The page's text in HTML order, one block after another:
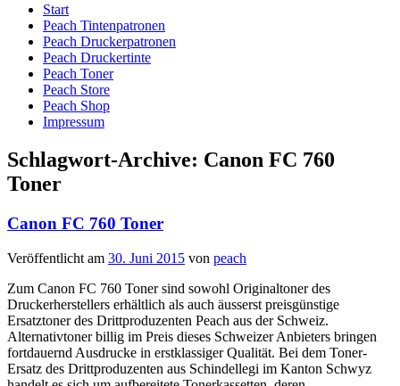
Start
Peach Tintenpatronen
Peach Druckerpatronen
Peach Druckertinte
Peach Toner
Peach Store
Peach Shop
Impressum
Schlagwort-Archive: Canon FC 760
Toner
Canon FC 760 Toner
Veröffentlicht am 30. Juni 2015 von peach
Zum Canon FC 760 Toner sind sowohl Originaltoner des
Druckerherstellers erhältlich als auch äusserst preisgünstige
Ersatztoner des Drittproduzenten Peach aus der Schweiz.
Alternativtoner billig im Preis dieses Schweizer Anbieters bringen
fortdauernd Ausdrucke in erstklassiger Qualität. Bei dem Toner-
Ersatz des Drittproduzenten aus Schindellegi im Kanton Schwyz